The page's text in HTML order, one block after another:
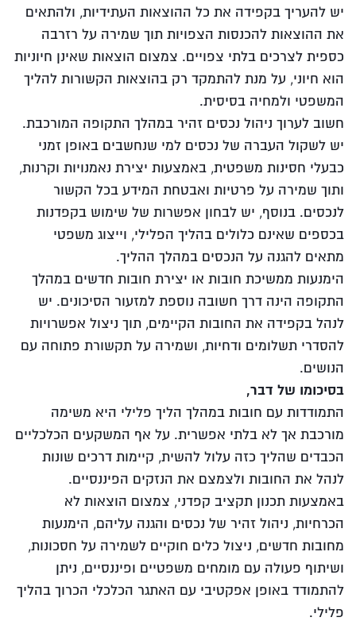
יש להעריך בקפידה את כל ההוצאות העתידיות, ולהתאים
את ההוצאות להכנסות הצפויות תוך שמירה על רזרבה
כספית לצרכים בלתי צפויים. צמצום הוצאות שאינן חיוניות
הוא חיוני, על מנת להתמקד רק בהוצאות הקשורות להליך
המשפטי ולמחיה בסיסית.
חשוב לערוך ניהול נכסים זהיר במהלך התקופה המורכבת.
יש לשקול העברה של נכסים למי שנחשבים באופן זמני
כבעלי חסינות משפטית, באמצעות יצירת נאמנויות וקרנות,
ותוך שמירה על פרטיות ואבטחת המידע בכל הקשור
לנכסים. בנוסף, יש לבחון אפשרות של שימוש בקפדנות
בכספים שאינם כלולים בהליך הפלילי, וייצוג משפטי
מתאים להגנה על הנכסים במהלך ההליך.
הימנעות ממשיכת חובות או יצירת חובות חדשים במהלך
התקופה הינה דרך חשובה נוספת למזעור הסיכונים. יש
לנהל בקפידה את החובות הקיימים, תוך ניצול אפשרויות
להסדרי תשלומים ודחיות, ושמירה על תקשורת פתוחה עם
הנושים.
בסיכומו של דבר,
התמודדות עם חובות במהלך הליך פלילי היא משימה
מורכבת אך לא בלתי אפשרית. על אף המשקעים הכלכליים
הכבדים שהליך כזה עלול להשית, קיימות דרכים שונות
לנהל את החובות ולצמצם את הנזקים הפיננסיים.
באמצעות תכנון תקציב קפדני, צמצום הוצאות לא
הכרחיות, ניהול זהיר של נכסים והגנה עליהם, הימנעות
מחובות חדשים, ניצול כלים חוקיים לשמירה על חסכונות,
ושיתוף פעולה עם מומחים משפטיים ופיננסיים, ניתן
להתמודד באופן אפקטיבי עם האתגר הכלכלי הכרוך בהליך
פלילי.